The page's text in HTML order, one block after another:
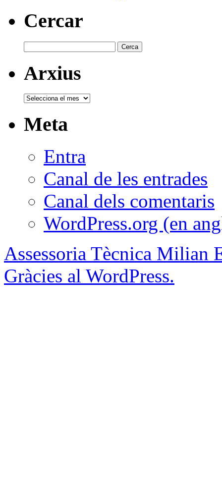
Cercar
Arxius
Arxius
Meta
Entra
Canal de les entrades
Canal dels comentaris
WordPress.org (en
Assessoria Tècnica Milian
Gràcies al WordPress.